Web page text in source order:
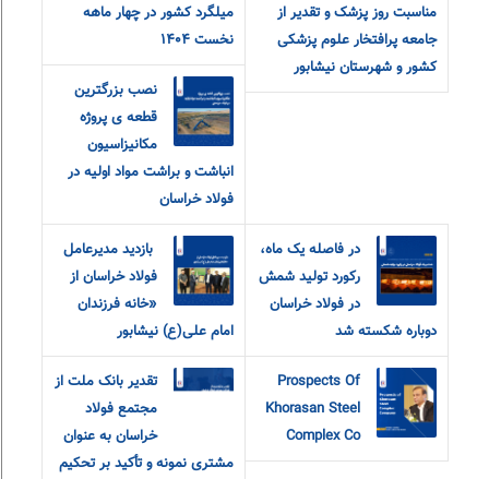
مناسبت روز پزشک و تقدیر از
جامعه پرافتخار علوم پزشکی
کشور و شهرستان نیشابور
میلگرد کشور در چهار ماهه
نخست ۱۴۰۴
نصب بزرگترین
قطعه ی پروژه
مکانیزاسیون
انباشت و براشت مواد اولیه در
فولاد خراسان
در فاصله یک ماه،
رکورد تولید شمش
در فولاد خراسان
دوباره شکسته شد
‎ بازدید مدیرعامل
فولاد خراسان از
«خانه فرزندان
امام‌ علی(ع) نیشابور
Prospects Of
Khorasan Steel
Complex Co
تقدیر بانک ملت از
مجتمع فولاد
خراسان به عنوان
مشتری نمونه و تأکید بر تحکیم